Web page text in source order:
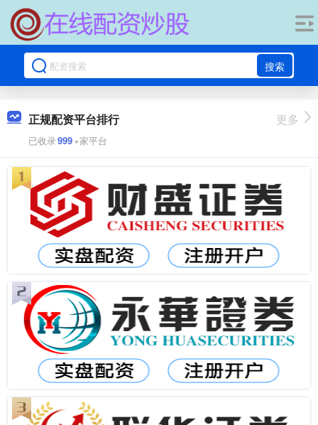
搜索
正规配资平台排行
已收录999+家平台
更多